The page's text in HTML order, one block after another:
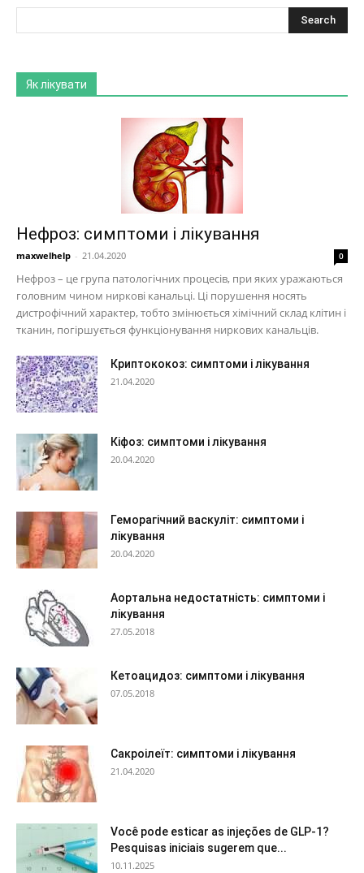
Як лікувати
Нефроз: симптоми і лікування
maxwelhelp - 21.04.2020 0
Нефроз – це група патологічних процесів, при яких уражаються
головним чином ниркові канальці. Ці порушення носять
дистрофічний характер, тобто змінюється хімічний склад клітин і
тканин, погіршується функціонування ниркових канальців.
Криптококоз: симптоми і лікування
21.04.2020
Кіфоз: симптоми і лікування
20.04.2020
Геморагічний васкуліт: симптоми і
лікування
20.04.2020
Аортальна недостатність: симптоми і
лікування
27.05.2018
Кетоацидоз: симптоми і лікування
07.05.2018
Сакроілеїт: симптоми і лікування
21.04.2020
Você pode esticar as injeções de GLP-1?
Pesquisas iniciais sugerem que...
10.11.2025